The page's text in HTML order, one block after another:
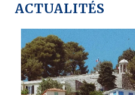
ACTUALITÉS